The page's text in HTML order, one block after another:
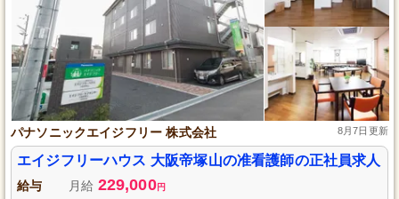
パナソニックエイジフリー 株式会社 8月7日更新
エイジフリーハウス 大阪帝塚山の准看護師の正社員求人
給与 月給 229,000円